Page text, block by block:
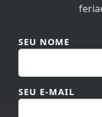
SEU E-MAIL
SEU TELEFONE